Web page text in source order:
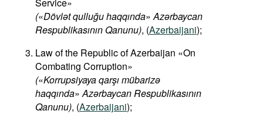
(«Dövlət qulluğu haqqında»Azərbaycan
Respublikasının Qanunu), (Azerbaijani);
Law of the Republic of Azerbaijan «On
Combating Corruption»
(«Korrupsiyaya qarşı mübarizə
haqqında»Azərbaycan Respublikasının
Qanunu), (Azerbaijani);